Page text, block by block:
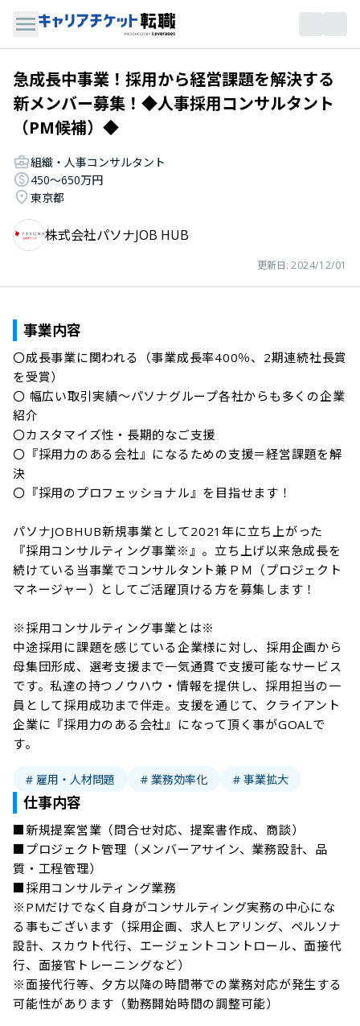
急成長中事業！採用から経営課題を解決する
新メンバー募集！◆人事採用コンサルタント
（PM候補）◆
組織・人事コンサルタント
450〜650万円
東京都
株式会社パソナJOB HUB
更新日: 2024/12/01
事業内容
〇成長事業に関われる（事業成長率400％、2期連続社長賞
を受賞）
〇 幅広い取引実績～パソナグループ各社からも多くの企業
紹介
〇カスタマイズ性・長期的なご支援
〇『採用力のある会社』になるための支援＝経営課題を解
決
〇『採用のプロフェッショナル』を目指せます！
パソナJOBHUB新規事業として2021年に立ち上がった
『採用コンサルティング事業※』。立ち上げ以来急成長を
続けている当事業でコンサルタント兼ＰＭ（プロジェクト
マネージャー）としてご活躍頂ける方を募集します！
※採用コンサルティング事業とは※
中途採用に課題を感じている企業様に対し、採用企画から
母集団形成、選考支援まで一気通貫で支援可能なサービス
です。私達の持つノウハウ・情報を提供し、採用担当の一
員として採用成功まで伴走。支援を通じて、クライアント
企業に『採用力のある会社』になって頂く事がGOALで
す。
# 雇用・人材問題 # 業務効率化 # 事業拡大
仕事内容
■新規提案営業（問合せ対応、提案書作成、商談）
■プロジェクト管理（メンバーアサイン、業務設計、品
質・工程管理）
■採用コンサルティング業務
※PMだけでなく自身がコンサルティング実務の中心にな
る事もございます（採用企画、求人ヒアリング、ペルソナ
設計、スカウト代行、エージェントコントロール、面接代
行、面接官トレーニングなど）
※面接代行等、夕方以降の時間帯での業務対応が発生する
可能性があります（勤務開始時間の調整可能）